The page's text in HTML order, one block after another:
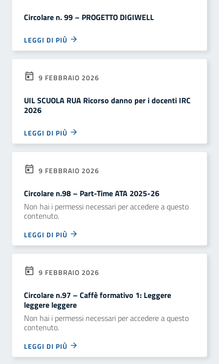
Circolare n. 99 – PROGETTO DIGIWELL
LEGGI DI PIÙ
9 FEBBRAIO 2026
UIL SCUOLA RUA Ricorso danno per i docenti IRC
2026
LEGGI DI PIÙ
9 FEBBRAIO 2026
Circolare n.98 – Part-Time ATA 2025-26
Non hai i permessi necessari per accedere a questo
contenuto.
LEGGI DI PIÙ
9 FEBBRAIO 2026
Circolare n.97 – Caffè formativo 1: Leggere
leggere leggere
Non hai i permessi necessari per accedere a questo
contenuto.
LEGGI DI PIÙ